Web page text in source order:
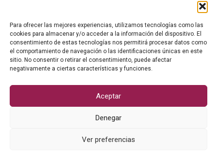
Para ofrecer las mejores experiencias, utilizamos tecnologías como las
cookies para almacenar y/o acceder a la información del dispositivo. El
consentimiento de estas tecnologías nos permitirá procesar datos como
el comportamiento de navegación o las identificaciones únicas en este
sitio. No consentir o retirar el consentimiento, puede afectar
negativamente a ciertas características y funciones.
Aceptar
Denegar
Ver preferencias
Aviso Legal
Contacto
info@grumesacanariashoreca.com
© Grumesa Canarias, S.L.